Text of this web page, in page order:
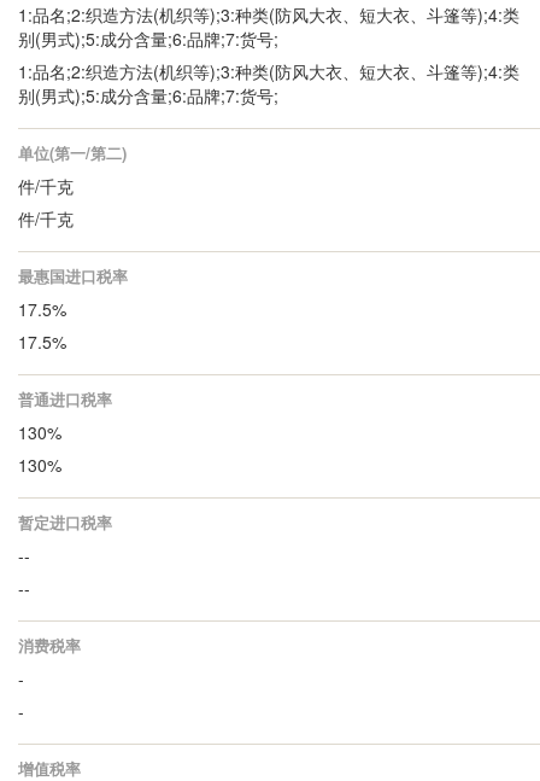
1:品名;2:织造方法(机织等);3:种类(防风大衣、短大衣、斗篷等);4:类
别(男式);5:成分含量;6:品牌;7:货号;
1:品名;2:织造方法(机织等);3:种类(防风大衣、短大衣、斗篷等);4:类
别(男式);5:成分含量;6:品牌;7:货号;
单位(第一/第二)
件/千克
件/千克
最惠国进口税率
17.5%
17.5%
普通进口税率
130%
130%
暂定进口税率
--
--
消费税率
-
-
增值税率